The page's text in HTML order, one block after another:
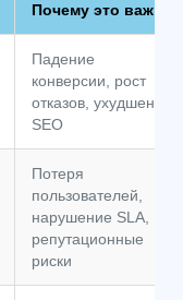
Почему это важно
Падение
конверсии, рост
отказов, ухудшение
SEO
Потеря
пользователей,
нарушение SLA,
репутационные
риски